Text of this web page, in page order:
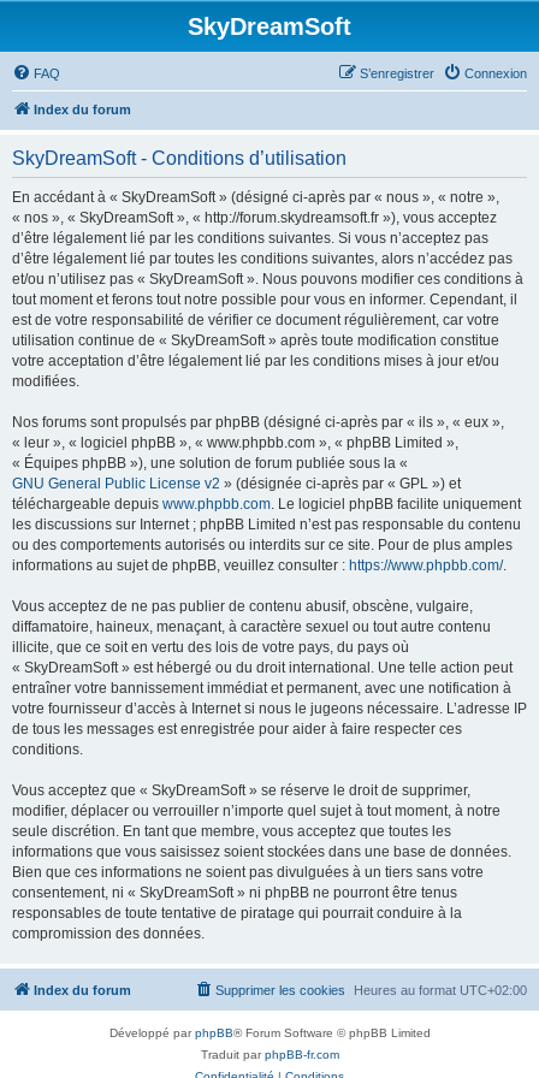
SkyDreamSoft
FAQ Connexion
S’enregistrer
Index du forum
SkyDreamSoft - Conditions d’utilisation
En accédant à « SkyDreamSoft » (désigné ci-après par « nous », « notre »,
« nos », « SkyDreamSoft », « http://forum.skydreamsoft.fr »), vous acceptez
d’être légalement lié par les conditions suivantes. Si vous n’acceptez pas
d’être légalement lié par toutes les conditions suivantes, alors n’accédez pas
et/ou n’utilisez pas « SkyDreamSoft ». Nous pouvons modifier ces conditions à
tout moment et ferons tout notre possible pour vous en informer. Cependant, il
est de votre responsabilité de vérifier ce document régulièrement, car votre
utilisation continue de « SkyDreamSoft » après toute modification constitue
votre acceptation d’être légalement lié par les conditions mises à jour et/ou
modifiées.
Nos forums sont propulsés par phpBB (désigné ci-après par « ils », « eux »,
« leur », « logiciel phpBB », « www.phpbb.com », « phpBB Limited »,
« Équipes phpBB »), une solution de forum publiée sous la «
GNU General Public License v2 » (désignée ci-après par « GPL ») et
téléchargeable depuis www.phpbb.com. Le logiciel phpBB facilite uniquement
les discussions sur Internet ; phpBB Limited n’est pas responsable du contenu
ou des comportements autorisés ou interdits sur ce site. Pour de plus amples
informations au sujet de phpBB, veuillez consulter : https://www.phpbb.com/.
Vous acceptez de ne pas publier de contenu abusif, obscène, vulgaire,
diffamatoire, haineux, menaçant, à caractère sexuel ou tout autre contenu
illicite, que ce soit en vertu des lois de votre pays, du pays où
« SkyDreamSoft » est hébergé ou du droit international. Une telle action peut
entraîner votre bannissement immédiat et permanent, avec une notification à
votre fournisseur d’accès à Internet si nous le jugeons nécessaire. L’adresse IP
de tous les messages est enregistrée pour aider à faire respecter ces
conditions.
Vous acceptez que « SkyDreamSoft » se réserve le droit de supprimer,
modifier, déplacer ou verrouiller n’importe quel sujet à tout moment, à notre
seule discrétion. En tant que membre, vous acceptez que toutes les
informations que vous saisissez soient stockées dans une base de données.
Bien que ces informations ne soient pas divulguées à un tiers sans votre
consentement, ni « SkyDreamSoft » ni phpBB ne pourront être tenus
responsables de toute tentative de piratage qui pourrait conduire à la
compromission des données.
Index du forum Heures au format UTC+02:00
Supprimer les cookies
Développé parphpBB® Forum Software © phpBB Limited
Traduit parphpBB-fr.com